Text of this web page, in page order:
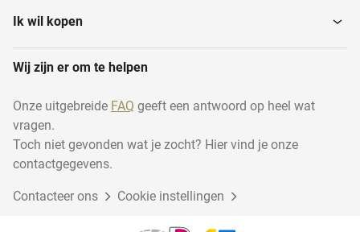
Ik wil kopen
Wij zijn er om te helpen
Onze uitgebreide FAQ geeft een antwoord op heel wat
vragen.
Toch niet gevonden wat je zocht? Hier vind je onze
contactgegevens.
Contacteer ons Cookie instellingen